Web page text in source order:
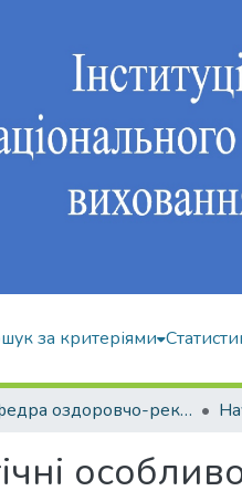
за критеріями
Кафедра оздоровчо-рекреаційної рухової активності